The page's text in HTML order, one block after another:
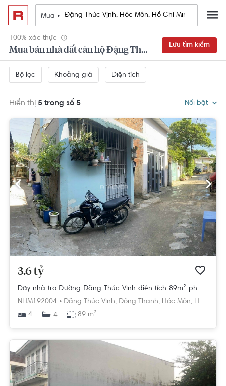
Mua •
100% xác thực
Mua bán nhà đất căn hộ Đặng Thúc Vịnh, Hóc Môn, Hồ Chí Minh
Lưu tìm kiếm
Bộ lọc Khoảng giá Diện tích
Hiển thị 5 trong số 5 Nổi bật
3.6 tỷ
Dãy nhà trọ Đường Đặng Thúc Vịnh diện tích 89m² pháp lý sổ hồng
NHM192004 • Đặng Thúc Vịnh, Đông Thạnh, Hóc Môn, Hồ Chí Minh
4
4 89 m²